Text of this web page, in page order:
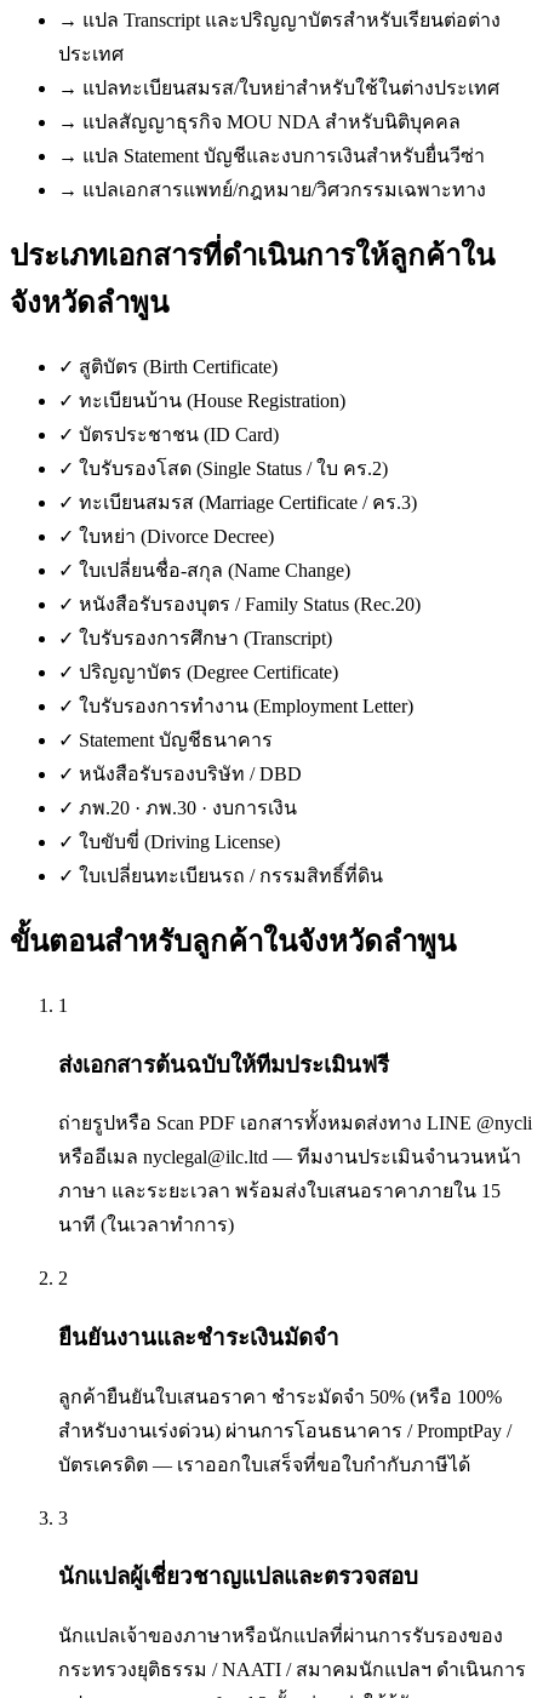
→ แปล Transcript และปริญญาบัตรสำหรับเรียนต่อต่าง
ประเทศ
→ แปลทะเบียนสมรส/ใบหย่าสำหรับใช้ในต่างประเทศ
→ แปลสัญญาธุรกิจ MOU NDA สำหรับนิติบุคคล
→ แปล Statement บัญชีและงบการเงินสำหรับยื่นวีซ่า
→ แปลเอกสารแพทย์/กฎหมาย/วิศวกรรมเฉพาะทาง
ประเภทเอกสารที่ดำเนินการให้ลูกค้าใน
จังหวัดลำพูน
✓ สูติบัตร (Birth Certificate)
✓ ทะเบียนบ้าน (House Registration)
✓ บัตรประชาชน (ID Card)
✓ ใบรับรองโสด (Single Status / ใบ คร.2)
✓ ทะเบียนสมรส (Marriage Certificate / คร.3)
✓ ใบหย่า (Divorce Decree)
✓ ใบเปลี่ยนชื่อ-สกุล (Name Change)
✓ หนังสือรับรองบุตร / Family Status (Rec.20)
✓ ใบรับรองการศึกษา (Transcript)
✓ ปริญญาบัตร (Degree Certificate)
✓ ใบรับรองการทำงาน (Employment Letter)
✓ Statement บัญชีธนาคาร
✓ หนังสือรับรองบริษัท / DBD
✓ ภพ.20 · ภพ.30 · งบการเงิน
✓ ใบขับขี่ (Driving License)
✓ ใบเปลี่ยนทะเบียนรถ / กรรมสิทธิ์ที่ดิน
ขั้นตอนสำหรับลูกค้าในจังหวัดลำพูน
1
ส่งเอกสารต้นฉบับให้ทีมประเมินฟรี
ถ่ายรูปหรือ Scan PDF เอกสารทั้งหมดส่งทาง LINE @nycli
หรืออีเมล nyclegal@ilc.ltd — ทีมงานประเมินจำนวนหน้า
ภาษา และระยะเวลา พร้อมส่งใบเสนอราคาภายใน 15
นาที (ในเวลาทำการ)
2
ยืนยันงานและชำระเงินมัดจำ
ลูกค้ายืนยันใบเสนอราคา ชำระมัดจำ 50% (หรือ 100%
สำหรับงานเร่งด่วน) ผ่านการโอนธนาคาร / PromptPay /
บัตรเครดิต — เราออกใบเสร็จที่ขอใบกำกับภาษีได้
3
นักแปลผู้เชี่ยวชาญแปลและตรวจสอบ
นักแปลเจ้าของภาษาหรือนักแปลที่ผ่านการรับรองของ
กระทรวงยุติธรรม / NAATI / สมาคมนักแปลฯ ดำเนินการ